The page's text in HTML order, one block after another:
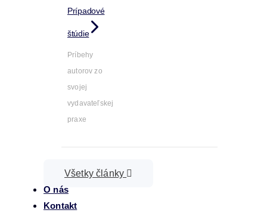
Prípadové
štúdie
Príbehy
autorov zo
svojej
vydavateľskej
praxe
Všetky články
O nás
Kontakt